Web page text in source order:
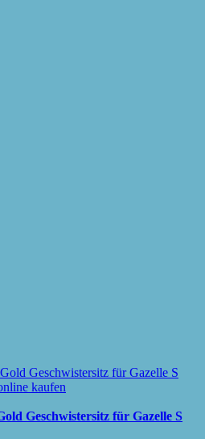
Geschwistersitz für Gazelle S